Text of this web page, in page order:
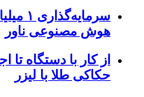
هوش مصنوعی ناور
از کار با دستگاه
حکاکی طلا با لیزر